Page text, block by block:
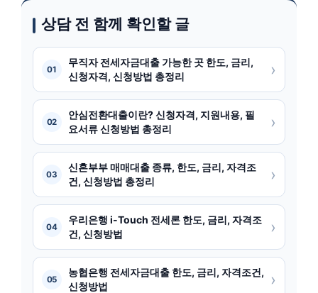
상담 전 함께 확인할 글
01
무직자 전세자금대출 가능한 곳 한도, 금리,
신청자격, 신청방법 총정리
›
02
안심전환대출이란? 신청자격, 지원내용, 필
요서류 신청방법 총정리
›
03
신혼부부 매매대출 종류, 한도, 금리, 자격조
건, 신청방법 총정리
›
04
우리은행 i-Touch 전세론 한도, 금리, 자격조
건, 신청방법
›
05
농협은행 전세자금대출 한도, 금리, 자격조건,
신청방법
›